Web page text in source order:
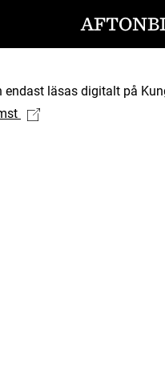
läsas digitalt på